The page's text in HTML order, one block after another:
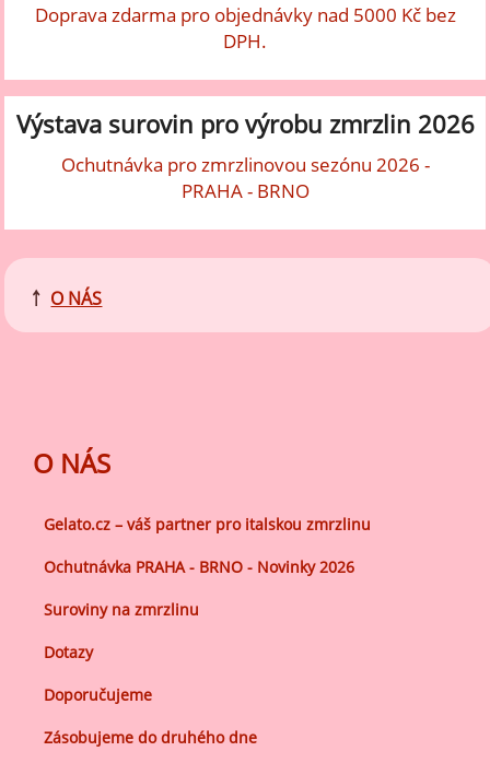
Doprava zdarma pro objednávky nad 5000 Kč bez
DPH.
Výstava surovin pro výrobu zmrzlin 2026
Ochutnávka pro zmrzlinovou sezónu 2026 -
PRAHA - BRNO
￪ O NÁS
O NÁS
Gelato.cz – váš partner pro italskou zmrzlinu
Ochutnávka PRAHA - BRNO - Novinky 2026
Suroviny na zmrzlinu
Dotazy
Doporučujeme
Zásobujeme do druhého dne